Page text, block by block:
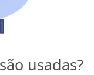
usadas?